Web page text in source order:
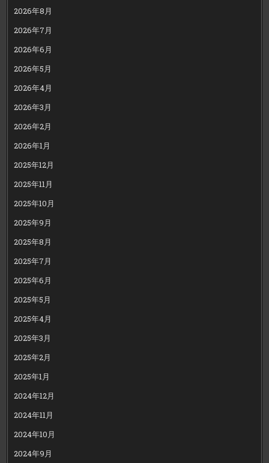
2026年8月
2026年7月
2026年6月
2026年5月
2026年4月
2026年3月
2026年2月
2026年1月
2025年12月
2025年11月
2025年10月
2025年9月
2025年8月
2025年7月
2025年6月
2025年5月
2025年4月
2025年3月
2025年2月
2025年1月
2024年12月
2024年11月
2024年10月
2024年9月